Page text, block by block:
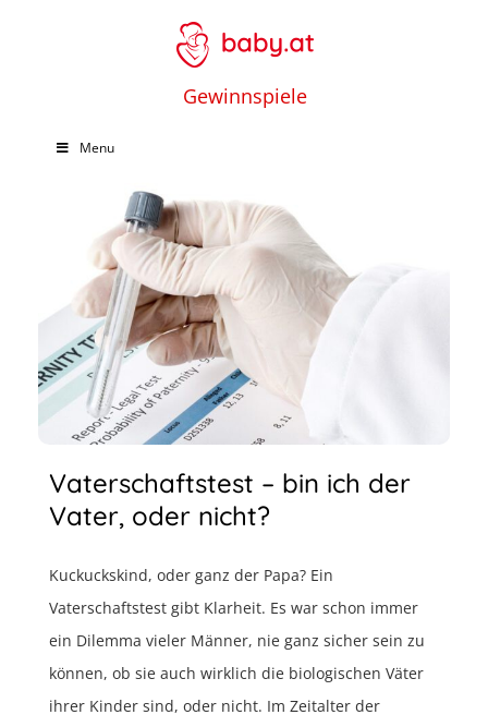
Gewinnspiele
Menu
Vaterschaftstest – bin ich der
Vater, oder nicht?
Kuckuckskind, oder ganz der Papa? Ein
Vaterschaftstest gibt Klarheit. Es war schon immer
ein Dilemma vieler Männer, nie ganz sicher sein zu
können, ob sie auch wirklich die biologischen Väter
ihrer Kinder sind, oder nicht. Im Zeitalter der